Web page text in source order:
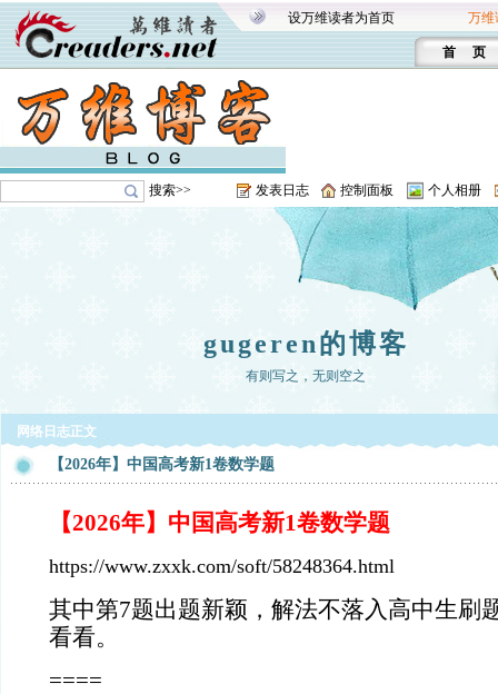
设万维读者为首页 万维
首 页
搜索>> 发表日志 控制面板 个人相册
gugeren的博客
有则写之，无则空之
网络日志正文
【2026年】中国高考新1卷数学题
【2026年】中国高考新1卷数学题
https://www.zxxk.com/soft/58248364.html
其中第7题出题新颖，解法不落入高中生刷
看看。
====